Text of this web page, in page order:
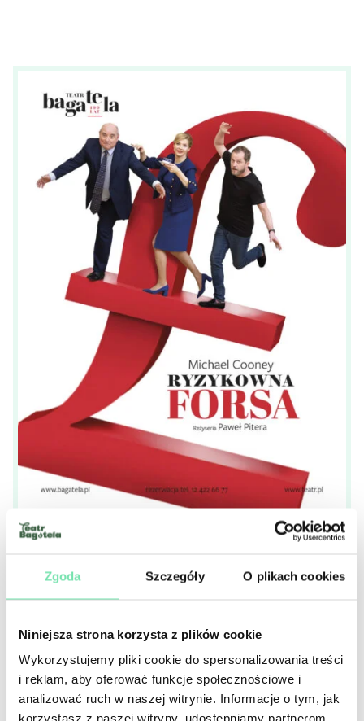
Zgoda Szczegóły O plikach cookies
Niniejsza strona korzysta z plików cookie
Wykorzystujemy pliki cookie do spersonalizowania treści
i reklam, aby oferować funkcje społecznościowe i
analizować ruch w naszej witrynie. Informacje o tym, jak
korzystasz z naszej witryny, udostępniamy partnerom
Ryzykowna
forsa
Paweł Pitera
Autor:
Michael Cooney
Kup bilet